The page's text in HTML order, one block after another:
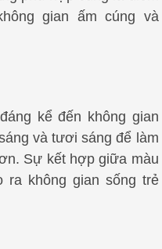
gian ấm cúng và
kể đến không gian
và tươi sáng để làm
Sự kết hợp giữa màu
ra không gian sống trẻ